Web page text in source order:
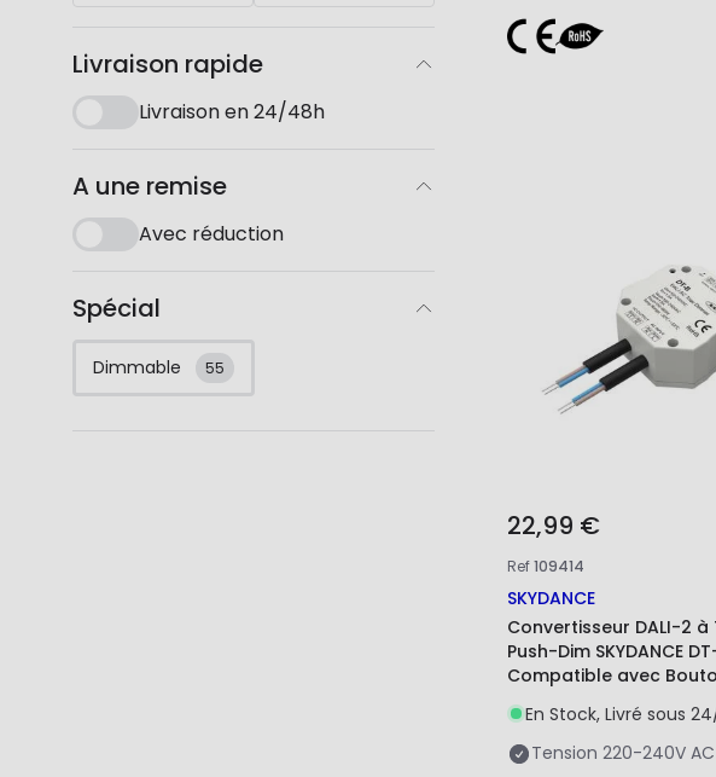
Livraison rapide
Livraison en 24/48h
A une remise
Avec réduction
Spécial
Dimmable 55
22,99 €
Ref109414
SKYDANCE
Convertisseur DALI-2 à
Push-Dim SKYDANCE
Compatible avec
En Stock, Livré sous
Tension 220-240V AC